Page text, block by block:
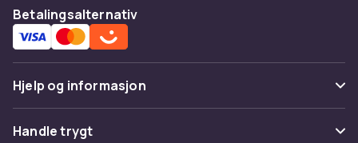
Betalingsalternativ
Hjelp og informasjon
Vanlige spørsmål
Handle trygt